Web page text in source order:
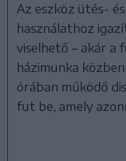
Az eszköz ütés-
használathoz
viselhető – akár a
házimunka
órában működő
fut be, amely